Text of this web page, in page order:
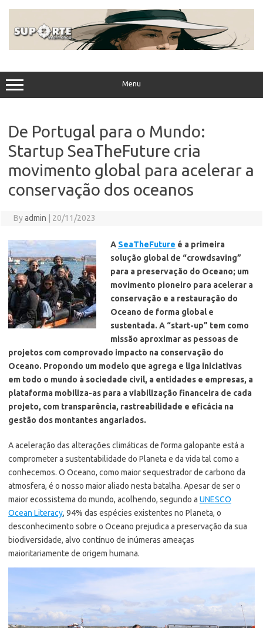
Menu
De Portugal para o Mundo:
Startup SeaTheFuture cria
movimento global para acelerar a
conservação dos oceanos
Byadmin 20/11/2023
A SeaTheFuture é a primeira
solução global de “crowdsaving”
para a preservação do Oceano; um
movimento pioneiro para acelerar a
conservação e a restauração do
Oceano de forma global e
sustentada. A “start-up” tem como
missão aproximar as pessoas de
projetos com comprovado impacto na conservação do
Oceano. Propondo um modelo que agrega e liga iniciativas
em todo o mundo à sociedade civil, a entidades e empresas, a
plataforma mobiliza-as para a viabilização financeira de cada
projeto, com transparência, rastreabilidade e eficácia na
gestão dos montantes angariados.
A aceleração das alterações climáticas de forma galopante está a
comprometer a sustentabilidade do Planeta e da vida tal como a
conhecemos. O Oceano, como maior sequestrador de carbono da
atmosfera, é o nosso maior aliado nesta batalha. Apesar de ser o
maior ecossistema do mundo, acolhendo, segundo a UNESCO
Ocean Literacy, 94% das espécies existentes no Planeta, o
desconhecimento sobre o Oceano prejudica a preservação da sua
biodiversidade, alvo contínuo de inúmeras ameaças
maioritariamente de origem humana.